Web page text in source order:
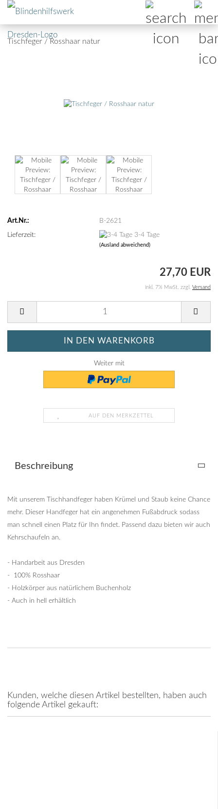
Tischfeger / Rosshaar natur
Art.Nr.: B-2621
Lieferzeit: 3-4 Tage
(Ausland abweichend)
27,70 EUR
inkl. 7% MwSt. zzgl. Versand
Weiter mit
AUF DEN MERKZETTEL
Beschreibung
Mit unserem Tischhandfeger haben Krümel und Staub keine Chance
mehr. Dieser Handfeger hat ein angenehmen Fußabdruck sodass
man schnell einen Platz für Ihn findet. Passend dazu bieten wir auch
Kehrschaufeln an.
- Handarbeit aus Dresden
- 100% Rosshaar
- Holzkörper aus natürlichem Buchenholz
- Auch in hell erhältlich
Kunden, welche diesen Artikel bestellten, haben auch
folgende Artikel gekauft: